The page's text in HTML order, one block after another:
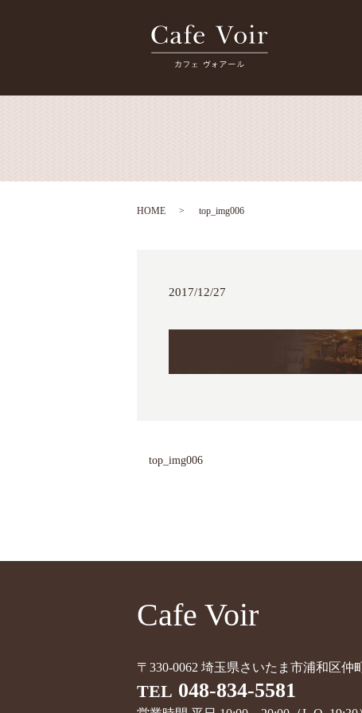
HOME top_img006
2017/12/27
top_img006
Cafe Voir
〒330-0062 埼玉県さいたま市浦和区仲
TEL 048-834-5581